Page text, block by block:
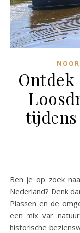
Ontdek
tijdens
Ben je op zoek naar een ontspannen weekendje weg in
Nederland? Denk
Plassen en de
een mix van
historische